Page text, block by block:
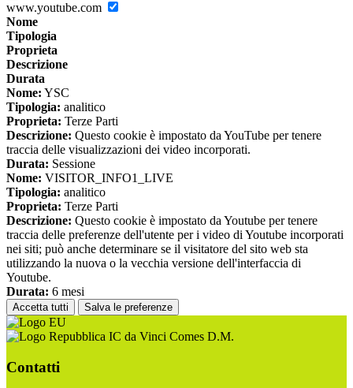
www.youtube.com
Nome
Tipologia
Proprieta
Descrizione
Durata
Nome: YSC
Tipologia: analitico
Proprieta: Terze Parti
Descrizione: Questo cookie è impostato da YouTube per tenere
traccia delle visualizzazioni dei video incorporati.
Durata: Sessione
Nome: VISITOR_INFO1_LIVE
Tipologia: analitico
Proprieta: Terze Parti
Descrizione: Questo cookie è impostato da Youtube per tenere
traccia delle preferenze dell'utente per i video di Youtube incorporati
nei siti; può anche determinare se il visitatore del sito web sta
utilizzando la nuova o la vecchia versione dell'interfaccia di
Youtube.
Durata: 6 mesi
Accetta tutti Salva le preferenze
IC da Vinci Comes D.M.
Contatti